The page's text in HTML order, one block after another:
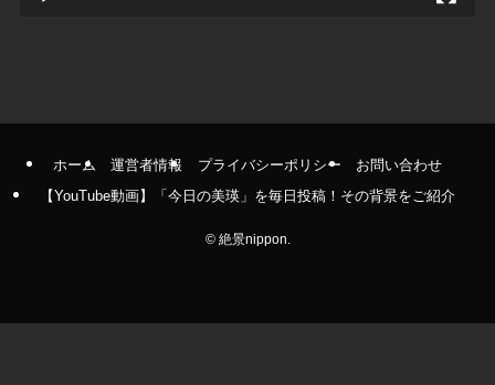
ホーム 運営者情報 プライバシーポリシー
お問い合わせ
【YouTube動画】「今日の美瑛」を毎日投稿！その背景をご紹介
©絶景nippon.